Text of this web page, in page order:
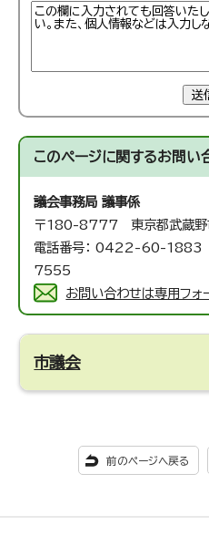
送
このページに関するお問い
議会事務局 議事係
〒180-8777 東京都武蔵
電話番号： 0422-60-1883
7555
お問い合わせは専用フォ
市議会
前のページへ戻る